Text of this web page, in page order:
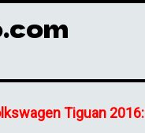
Tiguan